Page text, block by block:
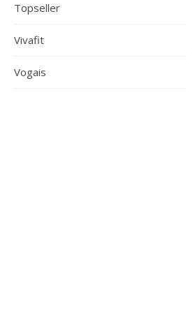
Topseller
Vivafit
Vogais